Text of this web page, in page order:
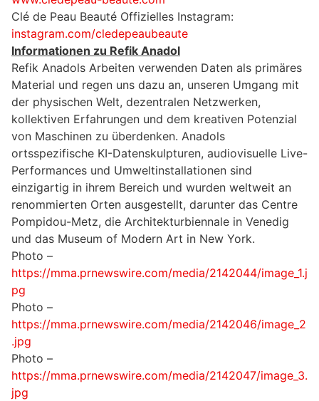
Clé de Peau Beauté Offizielles Instagram:
instagram.com/cledepeaubeaute
Informationen zu Refik Anadol
Refik Anadols Arbeiten verwenden Daten als primäres
Material und regen uns dazu an, unseren Umgang mit
der physischen Welt, dezentralen Netzwerken,
kollektiven Erfahrungen und dem kreativen Potenzial
von Maschinen zu überdenken. Anadols
ortsspezifische KI-Datenskulpturen, audiovisuelle Live-
Performances und Umweltinstallationen sind
einzigartig in ihrem Bereich und wurden weltweit an
renommierten Orten ausgestellt, darunter das Centre
Pompidou-Metz, die Architekturbiennale in Venedig
und das Museum of Modern Art in New York.
Photo –
https://mma.prnewswire.com/media/2142044/image_1.j
pg
Photo –
https://mma.prnewswire.com/media/2142046/image_2
.jpg
Photo –
https://mma.prnewswire.com/media/2142047/image_3.
jpg